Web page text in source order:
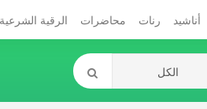
أناشيد رنات محاضرات الرقية الشرعية